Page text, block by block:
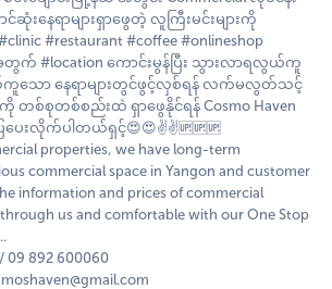
ဆုံးနေရာများရှာဖွေတဲ့ လူကြီးမင်းများကို
#restaurant #coffee #onlineshop
တွက် #location ကောင်းမွန်ပြီး သွားလာရလွယ်ကူ
သော နေရာများတွင်ဖွင့်လှစ်ရန် လက်မလွတ်သင့်
ကို တစ်စုတစ်စည်းထဲ ရှာဖွေနိုင်ရန် Cosmo Haven
ြပေးလိုက်ပါတယ်ရှင့်😍😍✌️✌️🆙️🆙️🆙️
properties, we have long-term
commercial space in Yangon and customer
information and prices of commercial
us and comfortable with our One Stop
09 892 600060